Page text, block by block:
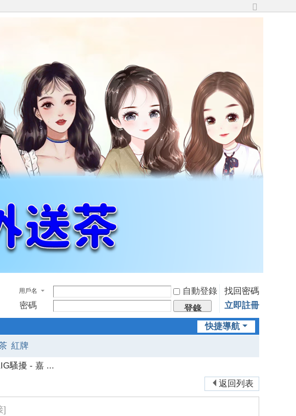
切
用戶名 自動登錄
找回密碼
密碼
登錄 立即註冊
快捷導航
紅牌
騷擾 - 嘉 ...
返回列表
]